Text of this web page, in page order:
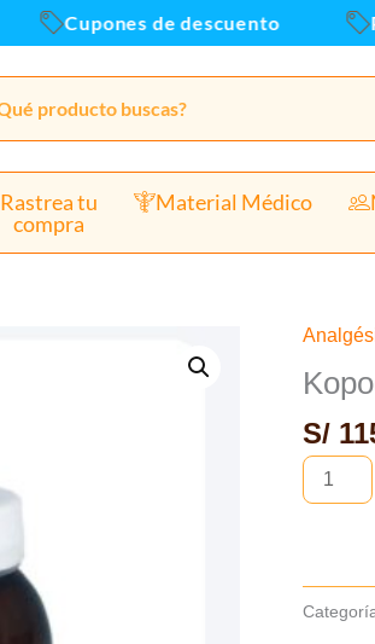
Cupones de descuento
Rastrea tu
compra
Material Médico
S/
100mg/
Solución
Oral